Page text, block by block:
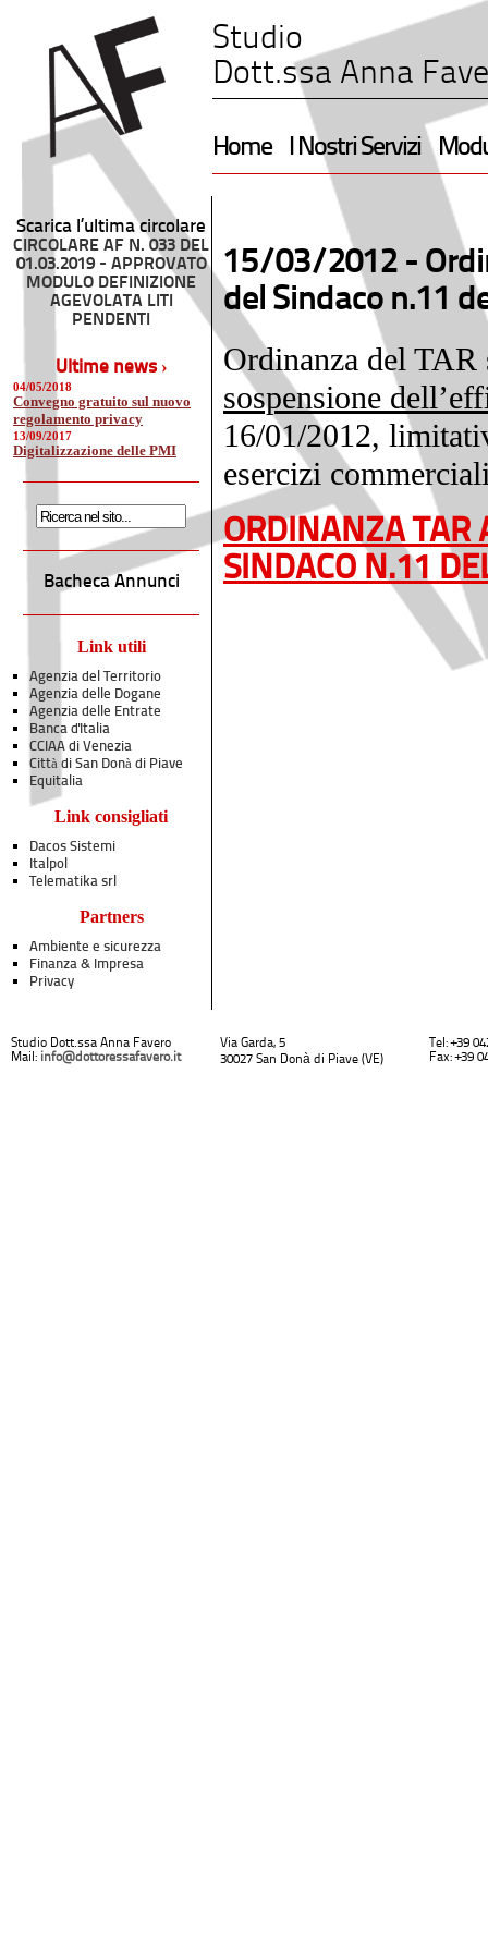
Studio
Dott.ssa Anna
Home I Nostri Servizi
Scarica l’ultima circolare
CIRCOLARE AF N. 033 DEL
01.03.2019 - APPROVATO
MODULO DEFINIZIONE
AGEVOLATA LITI
PENDENTI
Ultime news ›
04/05/2018
Convegno gratuito sul nuovo
regolamento privacy
13/09/2017
Digitalizzazione delle PMI
Bacheca Annunci
Link utili
Agenzia del Territorio
Agenzia delle Dogane
Agenzia delle Entrate
Banca d'Italia
CCIAA di Venezia
Città di San Donà di Piave
Equitalia
Link consigliati
Dacos Sistemi
Italpol
Telematika srl
Partners
Ambiente e sicurezza
Finanza & Impresa
Privacy
15/03/2012 -
del Sindaco n.11
Ordinanza del
sospensione
16/01/2012,
esercizi
ORDINANZA TAR
SINDACO N.11
Studio Dott.ssa Anna Favero
Mail: info@dottoressafavero.it
Via Garda, 5
30027 San Donà di Piave (VE)
Tel: +39
Fax: +39